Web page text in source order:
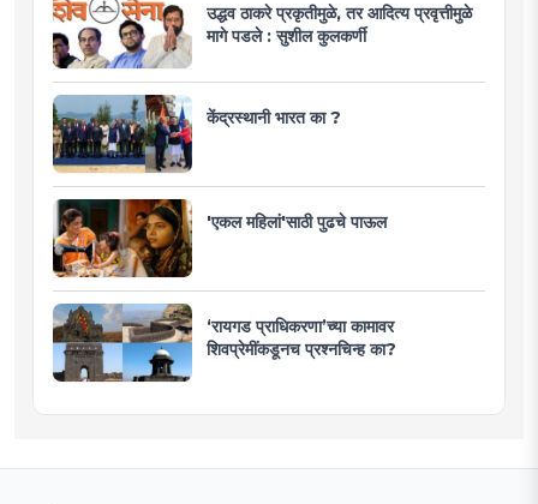
उद्धव ठाकरे प्रकृतीमुळे, तर आदित्य प्रवृत्तीमुळे
मागे पडले : सुशील कुलकर्णी
केंद्रस्थानी भारत का ?
'एकल महिलां'साठी पुढचे पाऊल
‘रायगड प्राधिकरणा’च्या कामावर
शिवप्रेमींकडूनच प्रश्नचिन्ह का?